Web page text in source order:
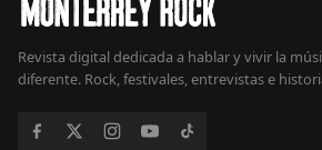
Revista digital dedicada a hablar y vivir la
diferente. Rock, festivales, entrevistas e